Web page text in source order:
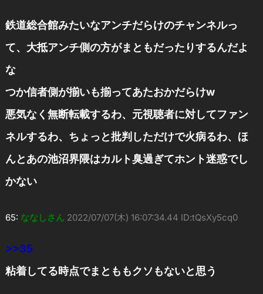
鉄道総合館みたいなアンチだらけのチャンネルっ
て、大抵アンチ側の方がまともだったりするんだよ
な
つか信者側が揃いも揃ってあたおかだらけw
悪気なく無断転載するわ、元視聴者に対してファン
ネルするわ、ちょっと批判しただけで火病るわ、ほ
んとあの池沼界隈はカルト臭過ぎてホント迷惑でし
かない
65: ななしさん 2022/07/07(木) 16:07:34.44 ID:tQsXy5cq0
>>35
粘着してる時点でまとももクソもないと思う